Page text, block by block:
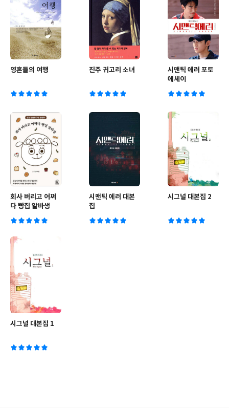
영혼들의 여행 진주 귀고리 소녀
시맨틱 에러 포토
에세이
회사 버리고 어쩌
다 빵집 알바생
시맨틱 에러 대본
집
시그널 대본집 2
시그널 대본집 1